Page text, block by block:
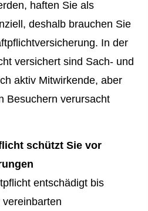
haften Sie als
deshalb brauchen Sie
In der
versichert sind Sach- und
aktiv Mitwirkende, aber
Besuchern verursacht
schützt Sie vor
entschädigt bis